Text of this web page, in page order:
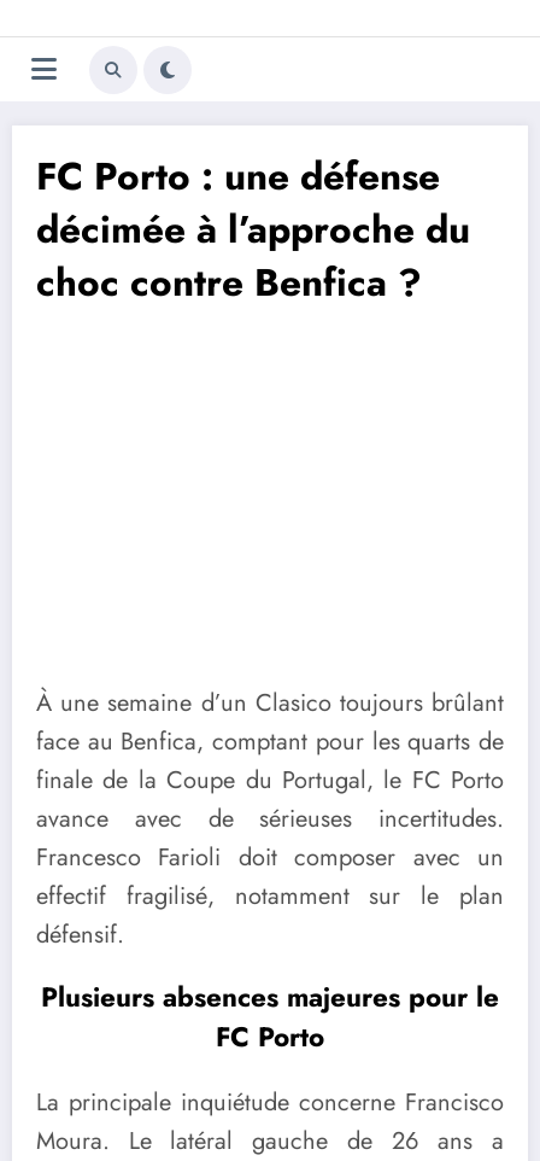
au
contenu
Trivela
L'actualité du football
FC Porto : une défense
décimée à l’approche du
choc contre Benfica ?
À une semaine d’un Clasico toujours brûlant
face au Benfica, comptant pour les quarts de
finale de la Coupe du Portugal, le FC Porto
avance avec de sérieuses incertitudes.
Francesco Farioli doit composer avec un
effectif fragilisé, notamment sur le plan
défensif.
Plusieurs absences majeures pour le
FC Porto
La principale inquiétude concerne Francisco
Moura. Le latéral gauche de 26 ans a